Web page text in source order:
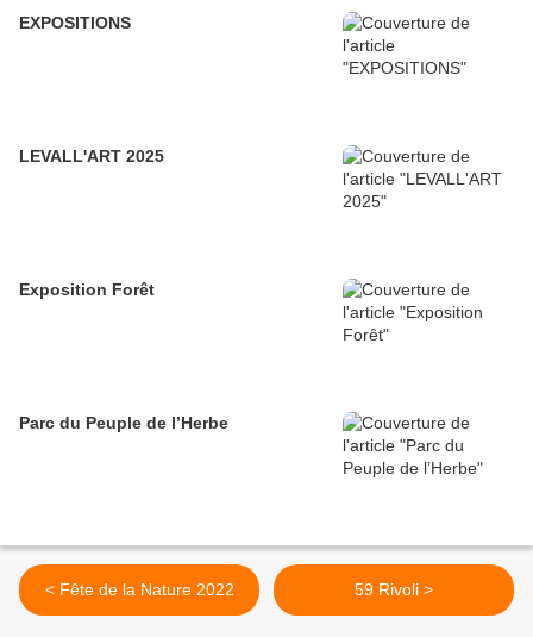
EXPOSITIONS
LEVALL'ART 2025
Exposition Forêt
Parc du Peuple de l’Herbe
< Fête de la Nature 2022 59 Rivoli >